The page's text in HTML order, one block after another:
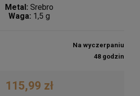
Metal: Srebro
Waga: 1,5 g
Na wyczerpaniu
48 godzin
115,99 zł